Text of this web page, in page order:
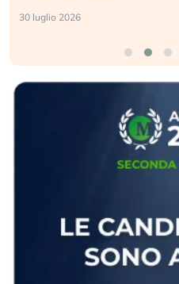
30 luglio 2026